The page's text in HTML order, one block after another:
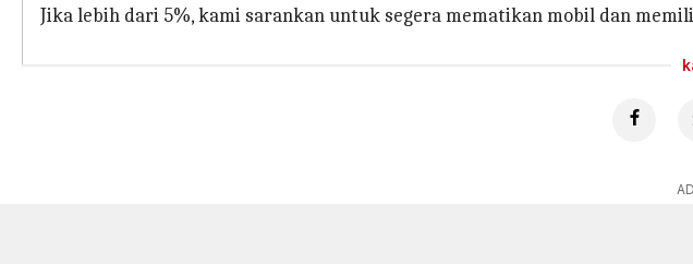
Jika lebih dari 5%, kami sarankan untuk segera mematikan mobil dan